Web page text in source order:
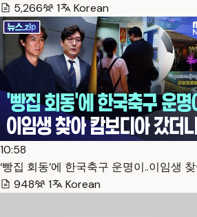
5,266
1 Korean
10:58
‘빵집 회동’에 한국축구 운명이..이임
948
1 Korean